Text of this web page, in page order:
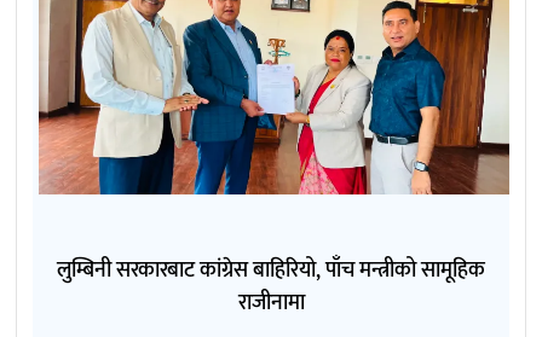
लुम्बिनी सरकारबाट कांग्रेस बाहिरियो, पाँच मन्त्रीको सामूहिक
राजीनामा